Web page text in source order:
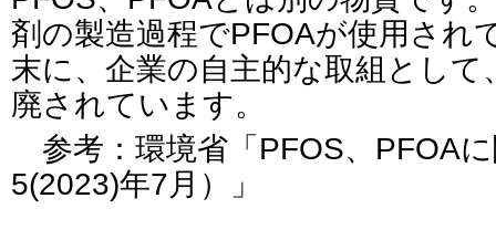
剤の製造過程でPFOAが使用され
末に、企業の自主的な取組とし
廃されています。
参考：環境省「PFOS、PFOA
5(2023)年7月）」